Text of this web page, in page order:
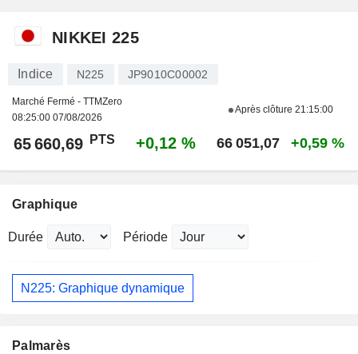
NIKKEI 225
Indice N225 JP9010C00002
Marché Fermé - TTMZero
08:25:00 07/08/2026
Après clôture 21:15:00
65 660,69 PTS +0,12 % 66 051,07 +0,59 %
Graphique
Durée Période
N225: Graphique dynamique
Palmarès